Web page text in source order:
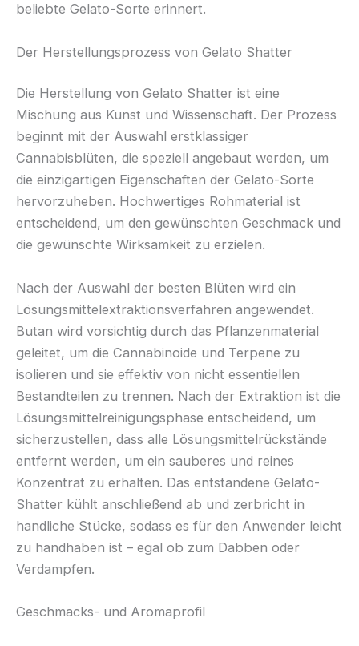
beliebte Gelato-Sorte erinnert.
Der Herstellungsprozess von Gelato Shatter
Die Herstellung von Gelato Shatter ist eine
Mischung aus Kunst und Wissenschaft. Der Prozess
beginnt mit der Auswahl erstklassiger
Cannabisblüten, die speziell angebaut werden, um
die einzigartigen Eigenschaften der Gelato-Sorte
hervorzuheben. Hochwertiges Rohmaterial ist
entscheidend, um den gewünschten Geschmack und
die gewünschte Wirksamkeit zu erzielen.
Nach der Auswahl der besten Blüten wird ein
Lösungsmittelextraktionsverfahren angewendet.
Butan wird vorsichtig durch das Pflanzenmaterial
geleitet, um die Cannabinoide und Terpene zu
isolieren und sie effektiv von nicht essentiellen
Bestandteilen zu trennen. Nach der Extraktion ist die
Lösungsmittelreinigungsphase entscheidend, um
sicherzustellen, dass alle Lösungsmittelrückstände
entfernt werden, um ein sauberes und reines
Konzentrat zu erhalten. Das entstandene Gelato-
Shatter kühlt anschließend ab und zerbricht in
handliche Stücke, sodass es für den Anwender leicht
zu handhaben ist – egal ob zum Dabben oder
Verdampfen.
Geschmacks- und Aromaprofil